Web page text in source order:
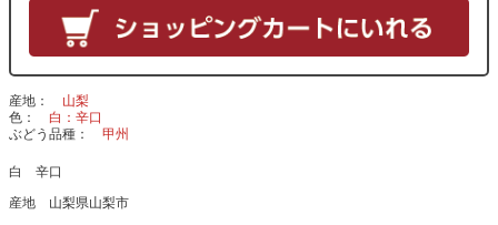
産地
山梨
色
白：辛口
ぶどう品種
甲州
白 辛口
産地 山梨県山梨市